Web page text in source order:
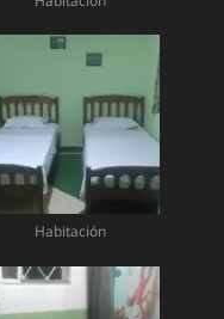
Habitación